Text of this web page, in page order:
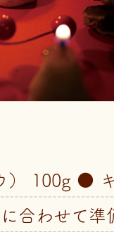
） 100g ●
合わせて準